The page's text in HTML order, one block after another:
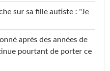
sur sa fille autiste : "Je
après des années de
pourtant de porter ce